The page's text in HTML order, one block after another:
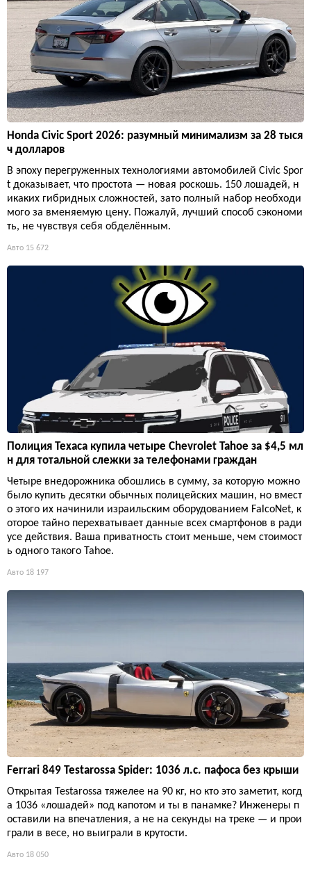
Honda Civic Sport 2026: разумный минимализм за 28 тыся
ч долларов
В эпоху перегруженных технологиями автомобилей Civic Spor
t доказывает, что простота — новая роскошь. 150 лошадей, н
икаких гибридных сложностей, зато полный набор необходи
мого за вменяемую цену. Пожалуй, лучший способ сэкономи
ть, не чувствуя себя обделённым.
Авто 15 672
Полиция Техаса купила четыре Chevrolet Tahoe за $4,5 мл
н для тотальной слежки за телефонами граждан
Четыре внедорожника обошлись в сумму, за которую можно
было купить десятки обычных полицейских машин, но вмест
о этого их начинили израильским оборудованием FalcoNet, к
оторое тайно перехватывает данные всех смартфонов в ради
усе действия. Ваша приватность стоит меньше, чем стоимост
ь одного такого Tahoe.
Авто 18 197
Ferrari 849 Testarossa Spider: 1036 л.с. пафоса без крыши
Открытая Testarossa тяжелее на 90 кг, но кто это заметит, когд
а 1036 «лошадей» под капотом и ты в панамке? Инженеры п
оставили на впечатления, а не на секунды на треке — и прои
грали в весе, но выиграли в крутости.
Авто 18 050